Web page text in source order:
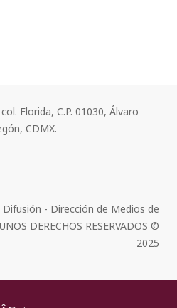
Florida, C.P. 01030, Álvaro
CDMX.
- Dirección de Medios de
DERECHOS RESERVADOS ©
2025